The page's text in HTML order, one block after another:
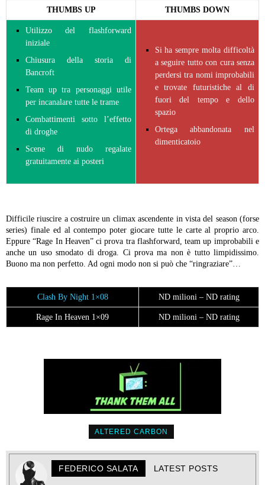
THUMBS UP THUMBS DOWN
Utilizzo del flashforward
iniziale
Chiusura della storia di
Bancroft
Team up tra personaggi utile
per incanalare tutte le trame
Combattimenti sotto l’effetto
di droghe
Scene di nudo regalate
gratuitamente ai posteri
Si ha sempre molta difficoltà
a seguire tutto con cura senza
perdersi tra nomi improbabili
e trovate futuristiche al di
fuori del tempo e dello
spazio
Ortega abbandonata nel
dimenticatoio
Difficile riuscire a costruire un climax ascendente in vista del season (forse
series) finale ed al contempo poter giocare tutte le carte al proprio arco.
Eppure “Rage In Heaven” ci prova tra flashforward, team up improbabili e
anche un uso smodato di droga. Ci prova ma non è tutto limpidissimo.
Buono ma non perfetto. Ad ogni modo non si può che “ringraziare”…
Clash By Night 1×08 ND milioni – ND rating
Rage In Heaven 1×09 ND milioni – ND rating
ALTERED CARBON
FEDERICO SALATA LATEST POSTS